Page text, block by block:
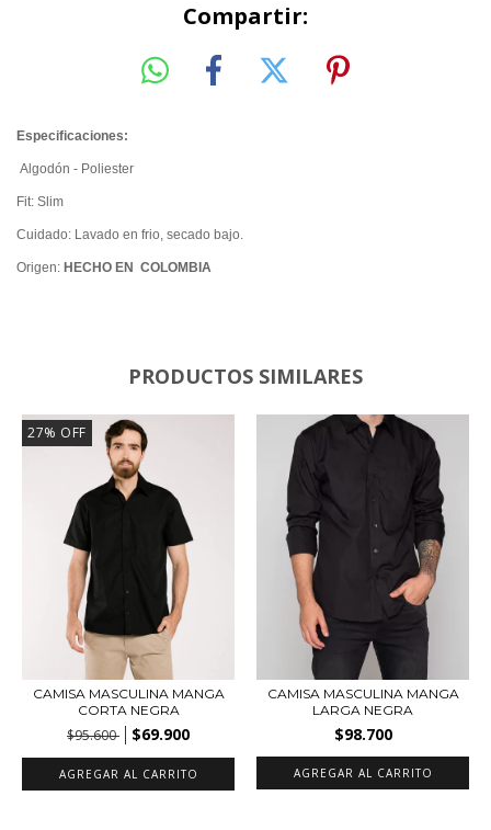
Compartir:
Especificaciones:
Algodón - Poliester
Fit: Slim
Cuidado: Lavado en frio, secado bajo.
Origen: HECHO EN COLOMBIA
PRODUCTOS SIMILARES
27% OFF
CAMISA MASCULINA MANGA
CORTA NEGRA
$95.600 $69.900
AGREGAR AL CARRITO
CAMISA MASCULINA MANGA
LARGA NEGRA
$98.700
AGREGAR AL CARRITO